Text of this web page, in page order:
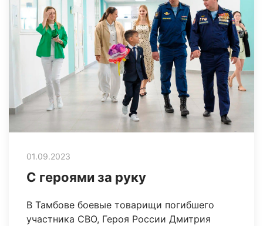
01.09.2023
С героями за руку
В Тамбове боевые товарищи погибшего
участника СВО, Героя России Дмитрия